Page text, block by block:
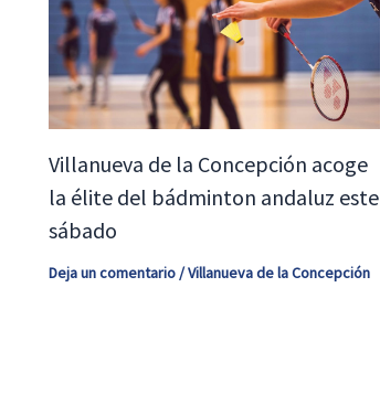
Villanueva de la Concepción acoge
la élite del bádminton andaluz este
sábado
Deja un comentario/Villanueva de la Concepción